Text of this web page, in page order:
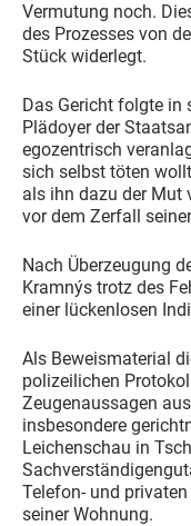
Vermutung noch.
des Prozesses von
Stück widerlegt.
Das Gericht folgte in
Plädoyer der
egozentrisch
sich selbst töten
als ihn dazu der Mut
vor dem Zerfall
Nach Überzeugung
Kramnýs trotz des
einer lückenlosen
Als Beweismaterial
polizeilichen
Zeugenaussagen
insbesondere
Leichenschau in
Telefon- und
seiner Wohnung.